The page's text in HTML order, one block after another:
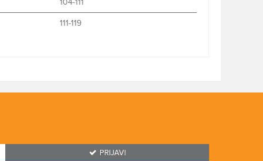
104-111
111-119
PRIJAVI